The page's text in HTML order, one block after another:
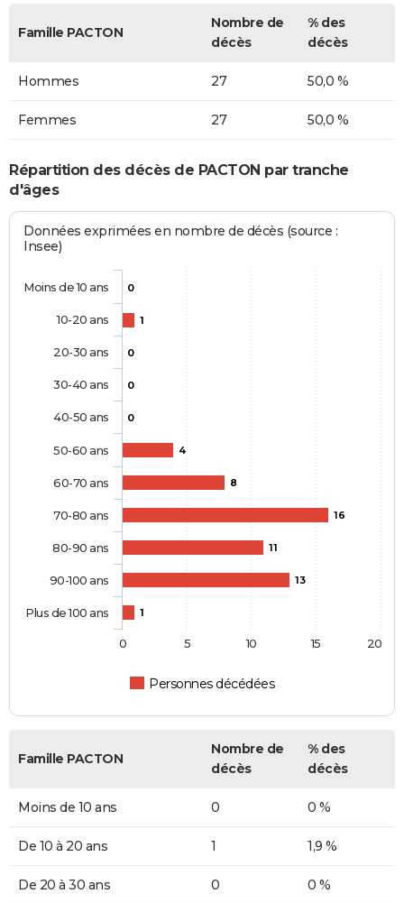
Famille PACTON
Nombre de
décès
% des
décès
Hommes 27 50,0 %
Femmes 27 50,0 %
Répartition des décès de PACTON par tranche
d'âges
Données exprimées en nombre de décès (source :
Insee)
0
1
0
0
0
4
8
16
11
13
1
Personnes décédées
Moins de 10 ans
10-20 ans
20-30 ans
30-40 ans
40-50 ans
50-60 ans
60-70 ans
70-80 ans
80-90 ans
90-100 ans
Plus de 100 ans
0 5 10 15 20
Famille PACTON
Nombre de
décès
% des
décès
Moins de 10 ans 0 0 %
De 10 à 20 ans 1 1,9 %
De 20 à 30 ans 0 0 %